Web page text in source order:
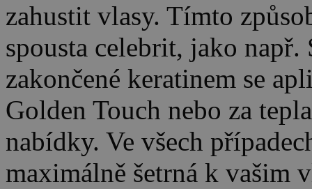
zahustit vlasy. Tímto
spousta celebrit, jako
zakončené keratinem se
Golden Touch nebo za
nabídky. Ve všech
maximálně šetrná k vašim